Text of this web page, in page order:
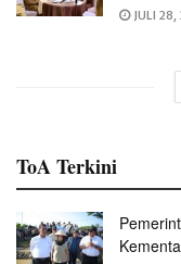
JULI 28,
ToA Terkini